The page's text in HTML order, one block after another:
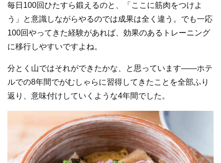
毎日100回ひたすら鍛えるのと、「ここに筋肉をつけよ
う」と意識しながらやるのでは成果は全く違う。でも一応
100回やってきた経験があれば、効果のあるトレーニング
に移行しやすいですよね。
分とく山ではそれができたかな、と思っています——ホテ
ルでの8年間でがむしゃらに習得してきたことを全部ふり
返り、意味付けしていくような4年間でした。